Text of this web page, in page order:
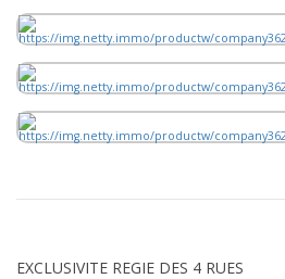
EXCLUSIVITE REGIE DES 4 RUES